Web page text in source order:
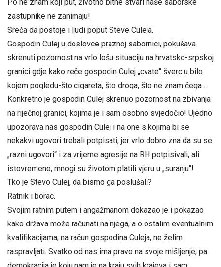
Po ne znam koji put, životno bitne stvari naše saborske
zastupnike ne zanimaju!
Sreća da postoje i ljudi poput Steve Culeja.
Gospodin Culej u doslovce praznoj sabornici, pokušava
skrenuti pozornost na vrlo lošu situaciju na hrvatsko-srpskoj
granici gdje kako reče gospodin Culej „cvate“ šverc u bilo
kojem pogledu-što cigareta, što droga, što ne znam čega …
Konkretno je gospodin Culej skrenuo pozornost na zbivanja
na riječnoj granici, kojima je i sam osobno svjedočio! Ujedno
upozorava nas gospodin Culej i na one s kojima bi se
nekakvi ugovori trebali potpisati, jer vrlo dobro zna da su se
„razni ugovori“ i za vrijeme agresije na RH potpisivali, ali
istovremeno, mnogi su životom platili vjeru u „suranju“!
Tko je Stevo Culej, da bismo ga poslušali?
Ratnik i borac.
Svojim ratnim putem i angažmanom dokazao je i pokazao
kako država može računati na njega, a o ostalim eventualnim
kvalifikacijama, na račun gospodina Culeja, ne želim
raspravljati. Svatko od nas ima pravo na svoje mišljenje, pa
demokracija je koju nam je na kraju svih krajeva i sam